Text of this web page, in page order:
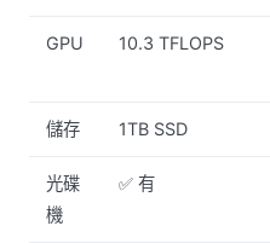
GPU 10.3 TFLOPS
儲存 1TB SSD
光碟
機
✅ 有